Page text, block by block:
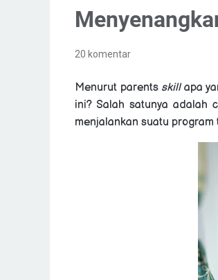
20 komentar
Menurut parents skillapa
ini? Salah satunya adalah
menjalankan suatu